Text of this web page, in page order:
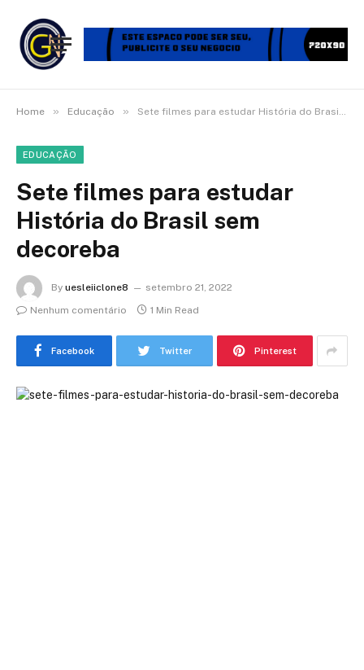
Home » Educação » Sete filmes para estudar História do Brasil sem decoreba
EDUCAÇÃO
Sete filmes para estudar
História do Brasil sem
decoreba
By uesleiiclone8
setembro 21, 2022
Nenhum comentário
1 Min Read
Facebook Twitter Pinterest